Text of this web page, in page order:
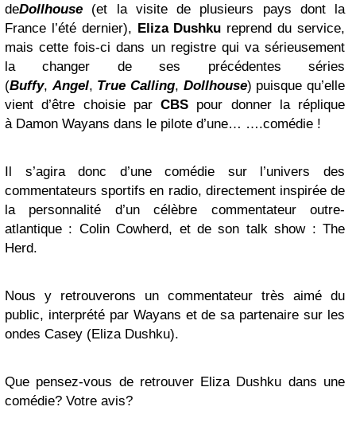
deDollhouse (et la visite de plusieurs pays dont la
France l’été dernier), Eliza Dushku reprend du service,
mais cette fois-ci dans un registre qui va sérieusement
la changer de ses précédentes séries
(Buffy,Angel, True Calling, Dollhouse) puisque qu’elle
vient d’être choisie par CBS pour donner la réplique
à Damon Wayans dans le pilote d’une… ….comédie !
Il s’agira donc d’une comédie sur l’univers des
commentateurs sportifs en radio, directement inspirée de
la personnalité d’un célèbre commentateur outre-
atlantique : Colin Cowherd, et de son talk show : The
Herd.
Nous y retrouverons un commentateur très aimé du
public, interprété par Wayans et de sa partenaire sur les
ondes Casey (Eliza Dushku).
Que pensez-vous de retrouver Eliza Dushku dans une
comédie? Votre avis?